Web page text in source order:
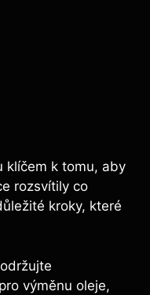
klíčem k tomu, aby
rozsvítily co
kroky, které
výměnu oleje,